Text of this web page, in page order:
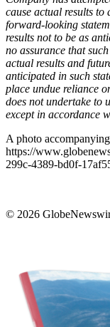
cause actual results
forward-looking
results not to be as
no assurance that
actual results and
anticipated in such
place undue reliance
does not undertake to
except in accordance
A photo
https://
299c-4389-bd0f-
© 2026